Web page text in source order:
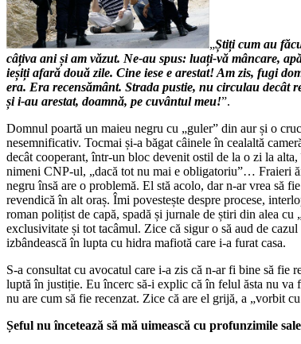
„Știți cum au
câțiva ani și am văzut. Ne-au spus: luați-vă mâncare,
ieșiți afară două zile. Cine iese e arestat! Am zis, fugi
era. Era recensământ. Strada pustie, nu circulau decât
și i-au arestat, doamnă, pe cuvântul meu!”.
Domnul poartă un maieu negru cu „guler” din aur și o
nesemnificativ. Tocmai și-a băgat câinele în cealaltă
decât cooperant, într-un bloc devenit ostil de la o zi la
nimeni CNP-ul, „dacă tot nu mai e obligatoriu”… Fraieri
negru însă are o problemă. El stă acolo, dar n-ar vrea să
revendică în alt oraș. Îmi povestește despre procese,
roman polițist de capă, spadă și jurnale de știri din alea cu
exclusivitate și tot tacâmul. Zice că sigur o să aud de
izbândească în lupta cu hidra mafiotă care i-a furat casa.
S-a consultat cu avocatul care i-a zis că n-ar fi bine să fie
luptă în justiție. Eu încerc să-i explic că în felul ăsta nu va
nu are cum să fie recenzat. Zice că are el grijă, a „vorbit
Șeful nu încetează să mă uimească cu profunzimile sale